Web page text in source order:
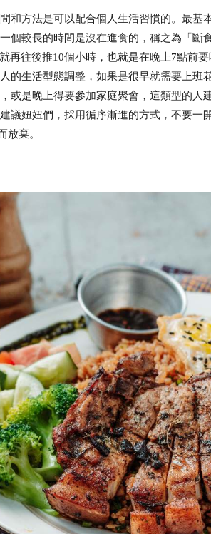
和方法是可以配合個人生活習慣的。最基
個較長的時間是沒在進食的，稱之為「斷
再往後推10個小時，也就是在晚上7點前
的生活型態調整，如果是很早就需要上班
或是晚上得要參加家庭聚會，這類型的人
議妞妞們，採用循序漸進的方式，不要一
放棄。